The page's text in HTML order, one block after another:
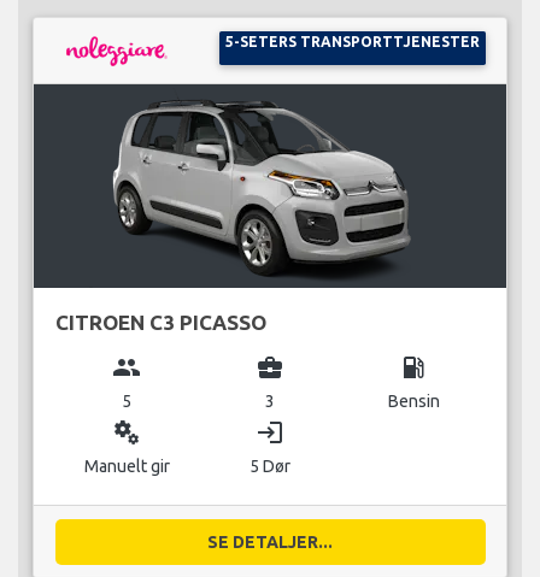
5-SETERS TRANSPORTTJENESTER
CITROEN C3 PICASSO
group
5
business_center
3
local_gas_station
Bensin
miscellaneous_services
Manuelt gir
login
5 Dør
SE DETALJER...